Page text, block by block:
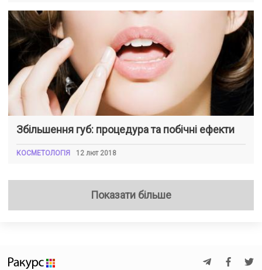
Збільшення губ: процедура та побічні ефекти
КОСМЕТОЛОГІЯ 12 лют 2018
Показати більше